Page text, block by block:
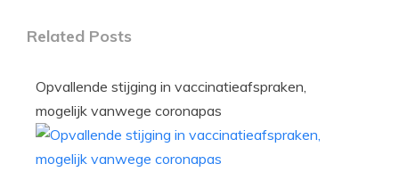
Related Posts
Opvallende stijging in vaccinatieafspraken,
mogelijk vanwege coronapas